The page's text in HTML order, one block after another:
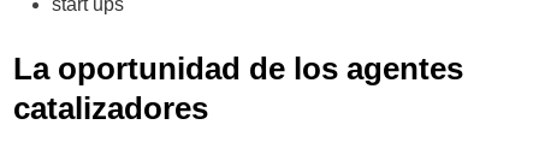
start ups
La oportunidad de los agentes
catalizadores